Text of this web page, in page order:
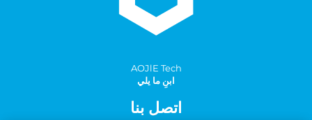
AOJlE Tech
ابنِ ما يلي
اتصل بنا